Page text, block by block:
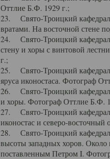
Оттлие Б.Ф. 1929 г.;
23. Свято-Троицкий
вратами. На восточной стене
24. Свято-Троицкий
стену и хоры с винтовой
г.;
25. Свято-Троицкий
яруса иконостаса. Фотограф
26. Свято-Троицкий
и хоры. Фотограф Оттлие Б.Ф.
27. Свято-Троицкий
иконостас и северо-
28. Свято-Троицкий
высоты западных хоров.
поставленным Петром I.